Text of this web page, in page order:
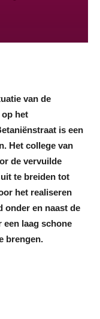
van de
het
is een
Het college van
de vervuilde
te breiden tot
het realiseren
onder en naast de
laag schone
brengen.